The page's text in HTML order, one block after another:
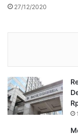
27/12/2020